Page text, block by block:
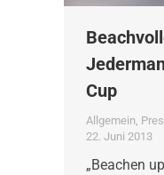
Cup
Allgemein,
22. Juni 2013
„Beachen